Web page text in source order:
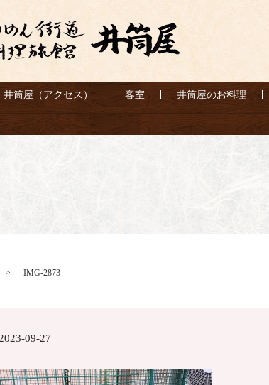
井筒屋（アクセス） 客室 井筒屋のお料理
IMG-2873
2023-09-27